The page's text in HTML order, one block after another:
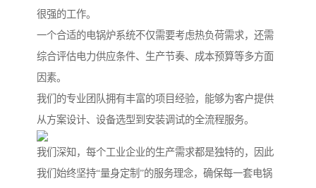
很强的工作。
一个合适的电锅炉系统不仅需要考虑热负荷需求，还需
综合评估电力供应条件、生产节奏、成本预算等多方面
因素。
我们的专业团队拥有丰富的项目经验，能够为客户提供
从方案设计、设备选型到安装调试的全流程服务。
我们深知，每个工业企业的生产需求都是独特的，因此
我们始终坚持“量身定制”的服务理念，确保每一套电锅